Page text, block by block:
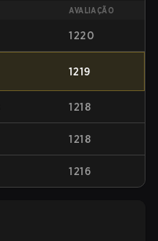
AVALIAÇÃO
1220
1219
1218
1218
1216